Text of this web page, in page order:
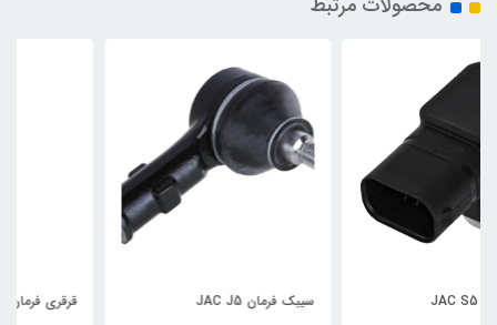
سیبک فرمان JAC J5 قرقری فرمان JAC S5